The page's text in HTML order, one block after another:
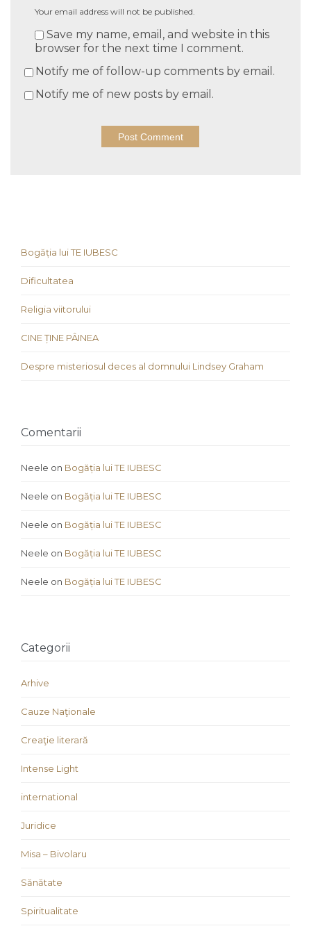
Your email address will not be published.
Save my name, email, and website in this
browser for the next time I comment.
Notify me of follow-up comments by email.
Notify me of new posts by email.
Bogăția lui TE IUBESC
Dificultatea
Religia viitorului
CINE ȚINE PÂINEA
Despre misteriosul deces al domnului Lindsey Graham
Comentarii
Neele on Bogăția lui TE IUBESC
Neele on Bogăția lui TE IUBESC
Neele on Bogăția lui TE IUBESC
Neele on Bogăția lui TE IUBESC
Neele on Bogăția lui TE IUBESC
Categorii
Arhive
Cauze Naţionale
Creaţie literară
Intense Light
international
Juridice
Misa – Bivolaru
Sănătate
Spiritualitate